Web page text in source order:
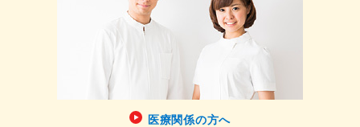
医療関係の方へ